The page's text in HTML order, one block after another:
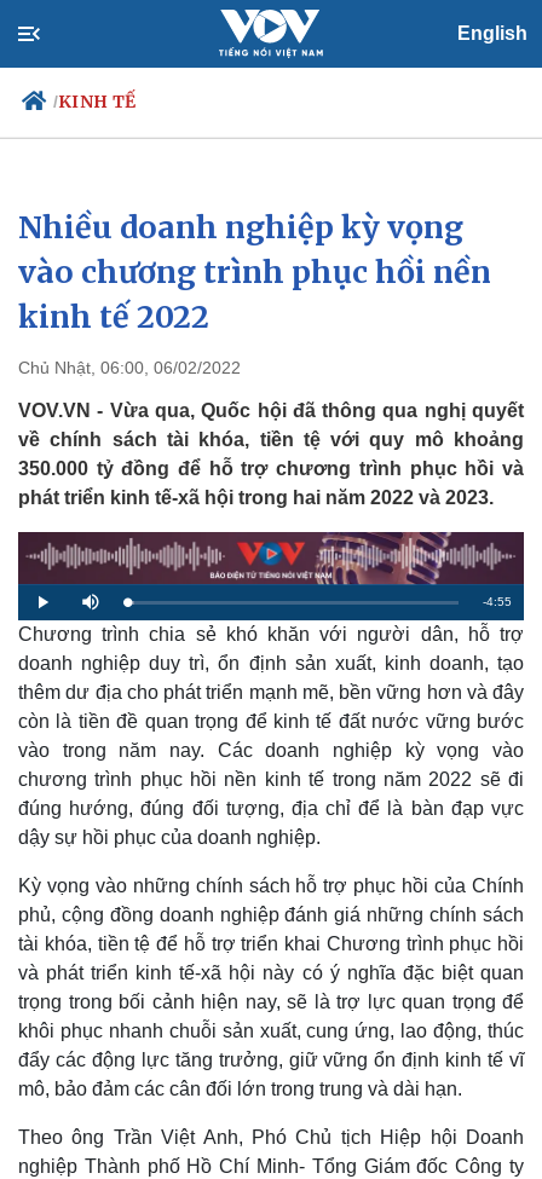
English
/KINH TẾ
Chính trị
Đảng
Tổ chức nhân sự
Quốc hội
Xã hội
Tin 24h
Dự báo thời tiết
Nhiều doanh nghiệp kỳ vọng
vào chương trình phục hồi nền
kinh tế 2022
Chủ Nhật, 06:00, 06/02/2022
VOV.VN - Vừa qua, Quốc hội đã thông qua nghị quyết
về chính sách tài khóa, tiền tệ với quy mô khoảng
350.000 tỷ đồng để hỗ trợ chương trình phục hồi và
phát triển kinh tế-xã hội trong hai năm 2022 và 2023.
P
l
a
y
M
u
L
o
a
d
d
2
.
1
2
R
e
m
n
g
m
e
-4:55
Chương trình chia sẻ khó khăn với người dân, hỗ trợ
doanh nghiệp duy trì, ổn định sản xuất, kinh doanh, tạo
thêm dư địa cho phát triển mạnh mẽ, bền vững hơn và đây
còn là tiền đề quan trọng để kinh tế đất nước vững bước
vào trong năm nay. Các doanh nghiệp kỳ vọng vào
chương trình phục hồi nền kinh tế trong năm 2022 sẽ đi
đúng hướng, đúng đối tượng, địa chỉ để là bàn đạp vực
dậy sự hồi phục của doanh nghiệp.
Kỳ vọng vào những chính sách hỗ trợ phục hồi của Chính
phủ, cộng đồng doanh nghiệp đánh giá những chính sách
tài khóa, tiền tệ để hỗ trợ triển khai Chương trình phục hồi
và phát triển kinh tế-xã hội này có ý nghĩa đặc biệt quan
trọng trong bối cảnh hiện nay, sẽ là trợ lực quan trọng để
khôi phục nhanh chuỗi sản xuất, cung ứng, lao động, thúc
đẩy các động lực tăng trưởng, giữ vững ổn định kinh tế vĩ
mô, bảo đảm các cân đối lớn trong trung và dài hạn.
Theo ông Trần Việt Anh, Phó Chủ tịch Hiệp hội Doanh
nghiệp Thành phố Hồ Chí Minh- Tổng Giám đốc Công ty